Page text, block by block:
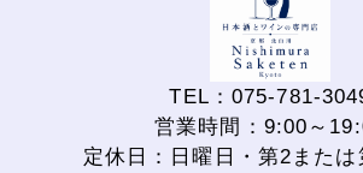
TEL：075-781-
営業時間：9:00～
定休日：日曜日・第2または